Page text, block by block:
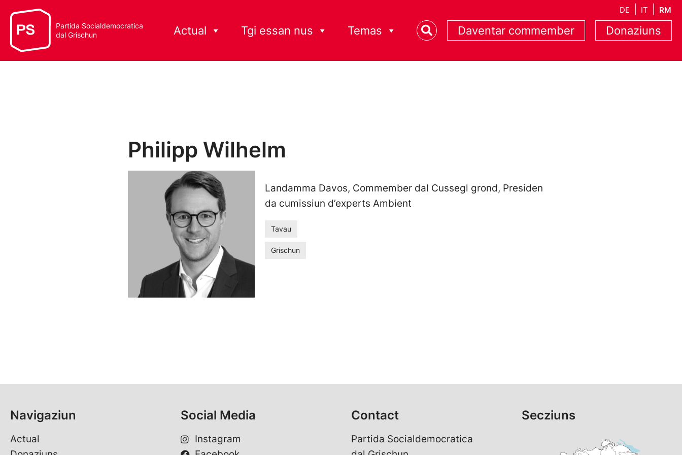
DE IT RM
Partida Socialdemocratica
dal Grischun
Actual Tgi essan nus Temas Daventar commember Donaziuns
Philipp Wilhelm
Landamma Davos, Commember dal Cussegl grond, Presiden
da cumissiun d’experts Ambient
Tavau
Grischun
Navigaziun
Actual
Social Media
Instagram
Contact
Partida Socialdemocratica
Secziuns